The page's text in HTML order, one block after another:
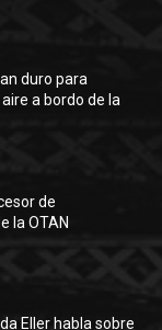
duro para
a bordo de la
de
la OTAN
Eller habla sobre